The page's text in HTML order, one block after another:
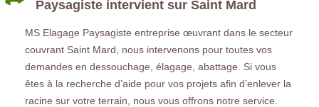
Paysagiste intervient sur Saint Mard
MS Elagage Paysagiste entreprise œuvrant dans le secteur
couvrant Saint Mard, nous intervenons pour toutes vos
demandes en dessouchage, élagage, abattage. Si vous
êtes à la recherche d’aide pour vos projets afin d’enlever la
racine sur votre terrain, nous vous offrons notre service.